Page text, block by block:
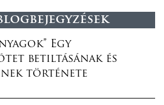
Egy
betiltásának és
története